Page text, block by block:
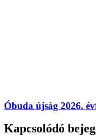
Óbuda újság 2026.
Kapcsolódó